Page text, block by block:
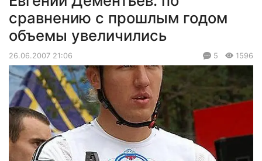
сравнению с прошлым годом
объемы увеличились
26.06.2007 21:06 5 1596